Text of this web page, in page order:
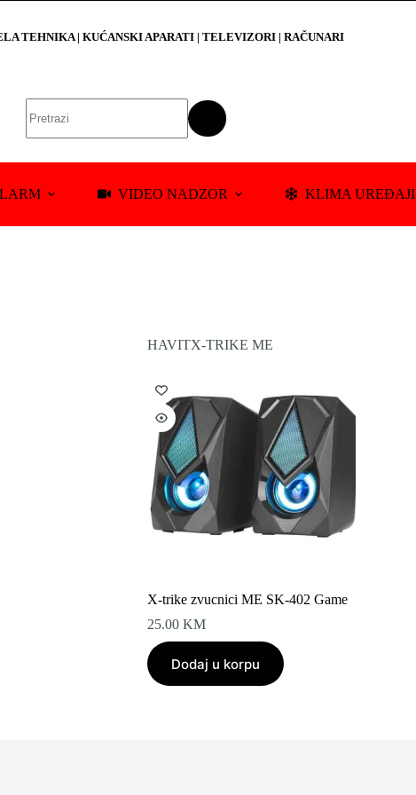
TEHNIKA | KUĆANSKI APARATI | TELEVIZORI | RAČUNARI
results
VIDEO NADZOR KLIMA UREĐAJI
HAVITX-TRIKE ME
X-trike zvucnici ME SK-402 Game
25.00KM
Dodaj u korpu